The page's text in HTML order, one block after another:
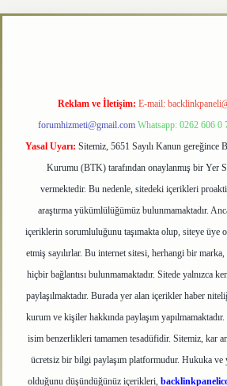
betexper.xyz
Reklam ve İletişim: E-mail:
forumhizmeti@gmail.com Whatsapp: 0262 606 0
Yasal Uyarı: Sitemiz, 5651 Sayılı Kanun
Kurumu (BTK) tarafından onaylanmış bir Yer
vermektedir. Bu nedenle, sitedeki içerikleri
araştırma yükümlülüğümüz bulunmamaktadır.
içeriklerin sorumluluğunu taşımakta olup, siteye üye
etmiş sayılırlar. Bu internet sitesi, herhangi bir
hiçbir bağlantısı bulunmamaktadır. Sitede yalnızca
paylaşılmaktadır. Burada yer alan içerikler haber
kurum ve kişiler hakkında paylaşım
isim benzerlikleri tamamen tesadüfidir. Sitemiz, kar
ücretsiz bir bilgi paylaşım platformudur. Hukuka ve
olduğunu düşündüğünüz içerikleri,